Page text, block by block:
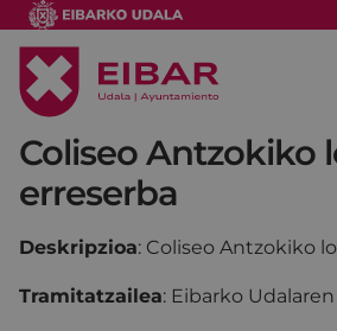
Coliseo Antzokiko
erreserba
Deskripzioa: Coliseo Antzokiko
Tramitatzailea: Eibarko